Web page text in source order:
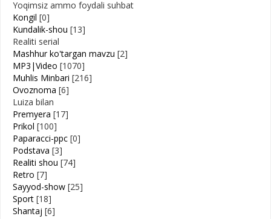
Yoqimsiz ammo foydali suhbat
Kongil [0]
Kundalik-shou [13]
Realiti serial
Mashhur ko'targan mavzu [2]
MP3|Video [1070]
Muhlis Minbari [216]
Ovoznoma [6]
Luiza bilan
Premyera [17]
Prikol [100]
Paparacci-ppc [0]
Podstava [3]
Realiti shou [74]
Retro [7]
Sayyod-show [25]
Sport [18]
Shantaj [6]